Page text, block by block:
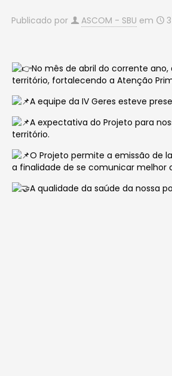
Publicado por ASCOM - SBU em
No mês de abril do corrente
território, fortalecendo a Atenção
A equipe da IV Geres esteve
A expectativa do Projeto para
território.
O Projeto permite a emissão de
a finalidade de se comunicar melhor
A qualidade da saúde da nossa